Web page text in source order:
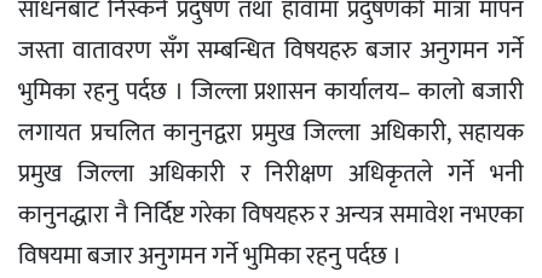
साधनबाट निस्कने प्रदुषण तथा हावामा प्रदुषणको मात्रा मापन
जस्ता वातावरण सँग सम्बन्धित विषयहरु बजार अनुगमन गर्ने
भुमिका रहनु पर्दछ । जिल्ला प्रशासन कार्यालय– कालो बजारी
लगायत प्रचलित कानुनद्वरा प्रमुख जिल्ला अधिकारी, सहायक
प्रमुख जिल्ला अधिकारी र निरीक्षण अधिकृतले गर्ने भनी
कानुनद्धारा नै निर्दिष्ट गरेका विषयहरु र अन्यत्र समावेश नभएका
विषयमा बजार अनुगमन गर्ने भुमिका रहनु पर्दछ ।